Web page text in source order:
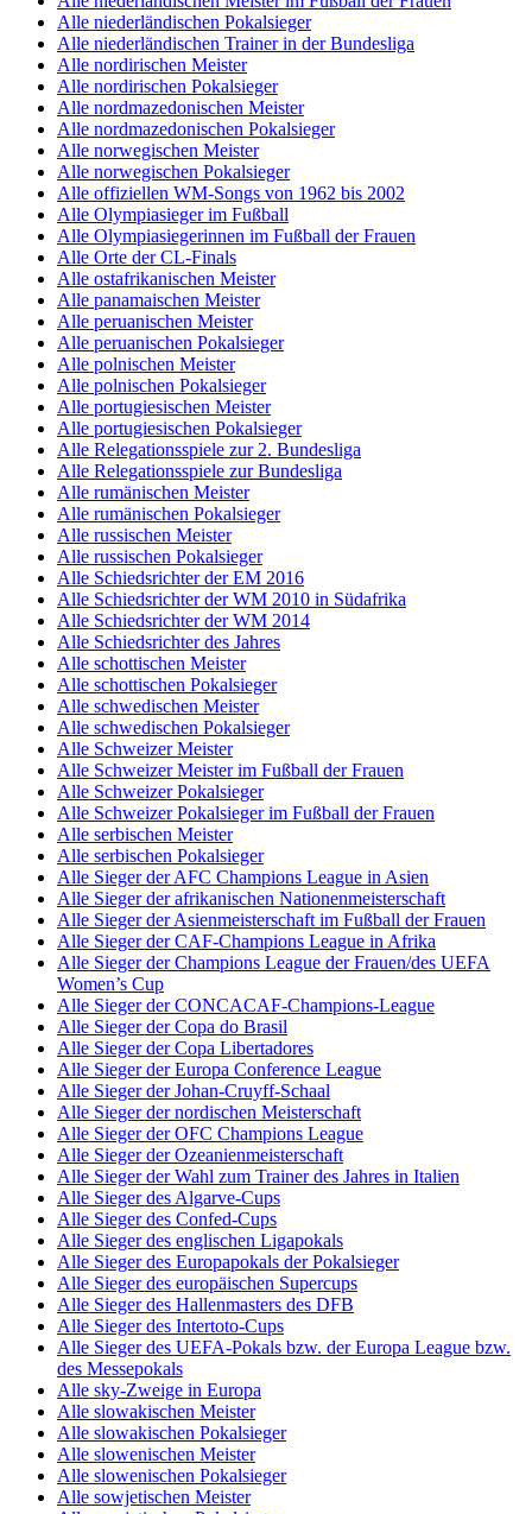
Alle niederländischen Pokalsieger
Alle niederländischen Trainer in der Bundesliga
Alle nordirischen Meister
Alle nordirischen Pokalsieger
Alle nordmazedonischen Meister
Alle nordmazedonischen Pokalsieger
Alle norwegischen Meister
Alle norwegischen Pokalsieger
Alle offiziellen WM-Songs von 1962 bis 2002
Alle Olympiasieger im Fußball
Alle Olympiasiegerinnen im Fußball der Frauen
Alle Orte der CL-Finals
Alle ostafrikanischen Meister
Alle panamaischen Meister
Alle peruanischen Meister
Alle peruanischen Pokalsieger
Alle polnischen Meister
Alle polnischen Pokalsieger
Alle portugiesischen Meister
Alle portugiesischen Pokalsieger
Alle Relegationsspiele zur 2. Bundesliga
Alle Relegationsspiele zur Bundesliga
Alle rumänischen Meister
Alle rumänischen Pokalsieger
Alle russischen Meister
Alle russischen Pokalsieger
Alle Schiedsrichter der EM 2016
Alle Schiedsrichter der WM 2010 in Südafrika
Alle Schiedsrichter der WM 2014
Alle Schiedsrichter des Jahres
Alle schottischen Meister
Alle schottischen Pokalsieger
Alle schwedischen Meister
Alle schwedischen Pokalsieger
Alle Schweizer Meister
Alle Schweizer Meister im Fußball der Frauen
Alle Schweizer Pokalsieger
Alle Schweizer Pokalsieger im Fußball der Frauen
Alle serbischen Meister
Alle serbischen Pokalsieger
Alle Sieger der AFC Champions League in Asien
Alle Sieger der afrikanischen Nationenmeisterschaft
Alle Sieger der Asienmeisterschaft im Fußball der Frauen
Alle Sieger der CAF-Champions League in Afrika
Alle Sieger der Champions League der Frauen/des UEFA
Women’s Cup
Alle Sieger der CONCACAF-Champions-League
Alle Sieger der Copa do Brasil
Alle Sieger der Copa Libertadores
Alle Sieger der Europa Conference League
Alle Sieger der Johan-Cruyff-Schaal
Alle Sieger der nordischen Meisterschaft
Alle Sieger der OFC Champions League
Alle Sieger der Ozeanienmeisterschaft
Alle Sieger der Wahl zum Trainer des Jahres in Italien
Alle Sieger des Algarve-Cups
Alle Sieger des Confed-Cups
Alle Sieger des englischen Ligapokals
Alle Sieger des Europapokals der Pokalsieger
Alle Sieger des europäischen Supercups
Alle Sieger des Hallenmasters des DFB
Alle Sieger des Intertoto-Cups
Alle Sieger des UEFA-Pokals bzw. der Europa League bzw.
des Messepokals
Alle sky-Zweige in Europa
Alle slowakischen Meister
Alle slowakischen Pokalsieger
Alle slowenischen Meister
Alle slowenischen Pokalsieger
Alle sowjetischen Meister